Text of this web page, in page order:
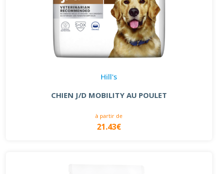
Hill's
CHIEN J/D MOBILITY AU POULET
à partir de
21.43€